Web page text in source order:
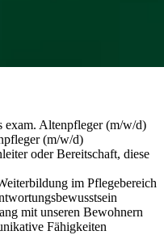
exam. Altenpfleger (m/w/d)
(m/w/d)
oder Bereitschaft, diese
im Pflegebereich
mit unseren Bewohnern
Fähigkeiten